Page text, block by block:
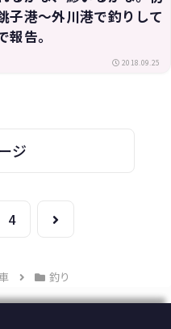
子港〜外川港で釣りして
報告。
2018.09.25
ジ
4
次
釣り